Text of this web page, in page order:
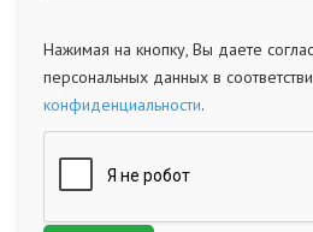
Нажимая на кнопку, Вы даете
персональных данных в
конфиденциальности.